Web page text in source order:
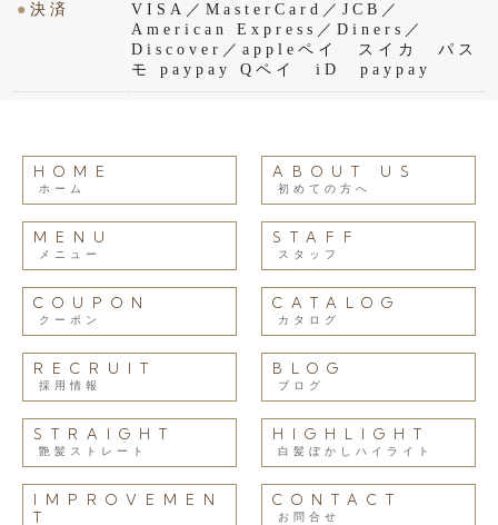
●決済
VISA／MasterCard／JCB／
American Express／Diners／
Discover／appleペイ スイカ パス
モ paypay Qペイ iD paypay
HOME
ホーム
ABOUT US
初めての方へ
MENU
メニュー
STAFF
スタッフ
COUPON
クーポン
CATALOG
カタログ
RECRUIT
採用情報
BLOG
ブログ
STRAIGHT
艶髪ストレート
HIGHLIGHT
白髪ぼかしハイライト
IMPROVEMEN
T
CONTACT
お問合せ